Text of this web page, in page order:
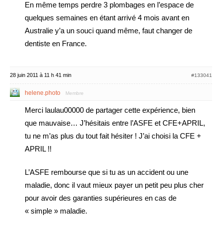
En même temps perdre 3 plombages en l’espace de
quelques semaines en étant arrivé 4 mois avant en
Australie y’a un souci quand même, faut changer de
dentiste en France.
28 juin 2011 à 11 h 41 min #133041
helene.photo Membre
Merci laulau00000 de partager cette expérience, bien
que mauvaise… J’hésitais entre l’ASFE et CFE+APRIL,
tu ne m’as plus du tout fait hésiter ! J’ai choisi la CFE +
APRIL !!
L’ASFE rembourse que si tu as un accident ou une
maladie, donc il vaut mieux payer un petit peu plus cher
pour avoir des garanties supérieures en cas de
« simple » maladie.